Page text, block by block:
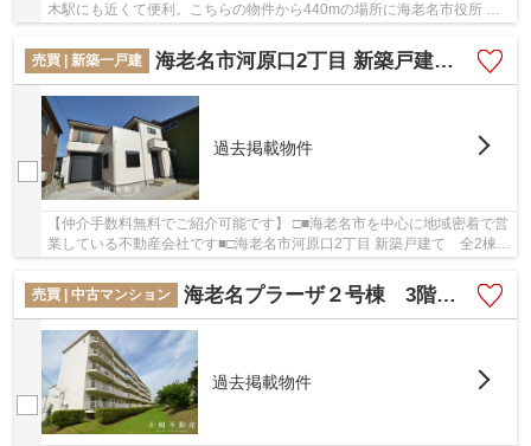
木駅にも近くて便利。こちらの物件から440mの場所に海老名市役所 急
売買 | 新築一戸建
海老名市河原口2丁目 新築戸建て 全2棟【仲介手数料無料】
過去掲載物件
【仲介手数料無料でご紹介可能です】 □■海老名市を中心に地域密着で営
業している不動産会社です■□海老名市河原口2丁目 新築戸建て 全2棟
売買 | 中古マンション
海老名プラーザ２号棟 3階３LDK リフォーム済み
過去掲載物件